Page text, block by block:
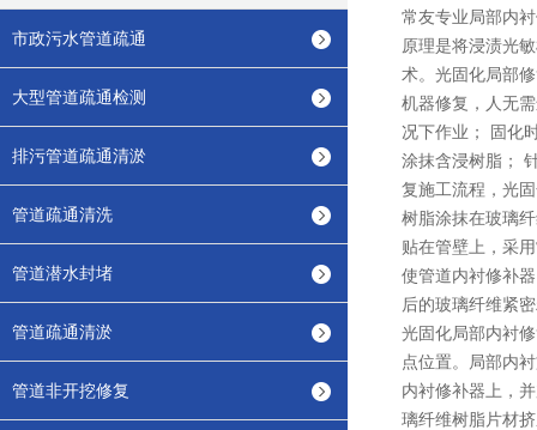
市政污水管道疏通
大型管道疏通检测
排污管道疏通清淤
管道疏通清洗
管道潜水封堵
管道疏通清淤
管道非开挖修复
常友专业局部内
原理是将浸渍光
术。光固化局部
机器修复，人无
况下作业； 固化
涂抹含浸树脂；
复施工流程，光
树脂涂抹在玻璃
贴在管壁上，采
使管道内衬修补
后的玻璃纤维紧
光固化局部内衬
点位置。局部内
内衬修补器上，
璃纤维树脂片材